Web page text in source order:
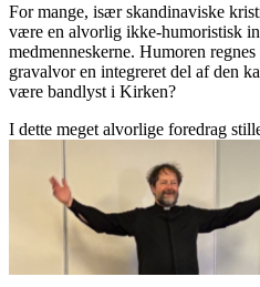
For mange, især skandinaviske
være en alvorlig ikke-humoristisk
medmenneskerne. Humoren
gravalvor en integreret del af den
være bandlyst i Kirken?
I dette meget alvorlige foredrag